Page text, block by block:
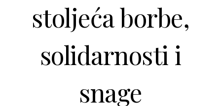
stoljeća borbe,
solidarnosti i
snage